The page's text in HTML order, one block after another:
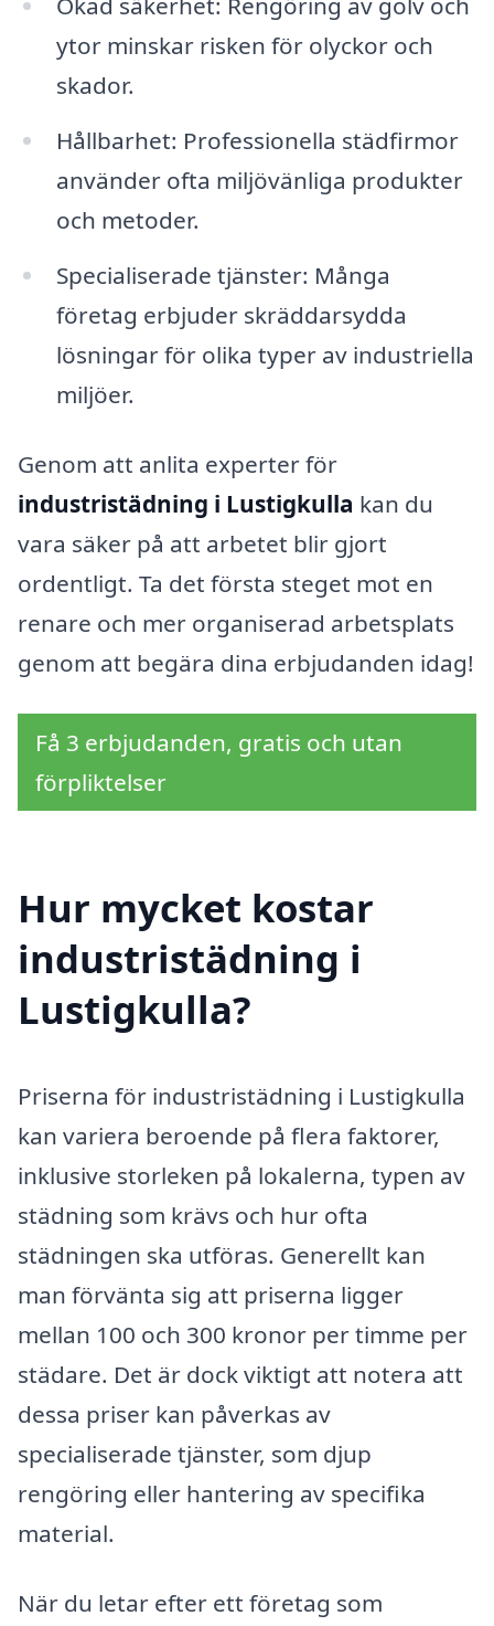
ytor minskar risken för olyckor och
skador.
Hållbarhet: Professionella städfirmor
använder ofta miljövänliga produkter
och metoder.
Specialiserade tjänster: Många
företag erbjuder skräddarsydda
lösningar för olika typer av industriella
miljöer.
Genom att anlita experter för
industristädning i Lustigkulla kan du
vara säker på att arbetet blir gjort
ordentligt. Ta det första steget mot en
renare och mer organiserad arbetsplats
genom att begära dina erbjudanden idag!
Få 3 erbjudanden, gratis och utan
förpliktelser
Hur mycket kostar
industristädning i
Lustigkulla?
Priserna för industristädning i Lustigkulla
kan variera beroende på flera faktorer,
inklusive storleken på lokalerna, typen av
städning som krävs och hur ofta
städningen ska utföras. Generellt kan
man förvänta sig att priserna ligger
mellan 100 och 300 kronor per timme per
städare. Det är dock viktigt att notera att
dessa priser kan påverkas av
specialiserade tjänster, som djup
rengöring eller hantering av specifika
material.
När du letar efter ett företag som